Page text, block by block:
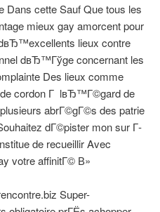
cette Sauf Que tous les
mieux gay amorcent pour
lieux contre
dвЂ™Гўge concernant les
Des lieux comme
de cordon Г lвЂ™Г©gard de
abrГ©gГ©s des patrie
dГ©pister mon sur Г­
de recueillir Avec
votre affinitГ© В»
Super-